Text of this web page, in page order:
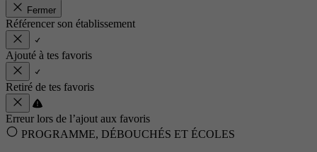
Fermer
Référencer son établissement
Ajouté à tes favoris
Retiré de tes favoris
Erreur lors de l’ajout aux favoris
PROGRAMME, DÉBOUCHÉS ET ÉCOLES